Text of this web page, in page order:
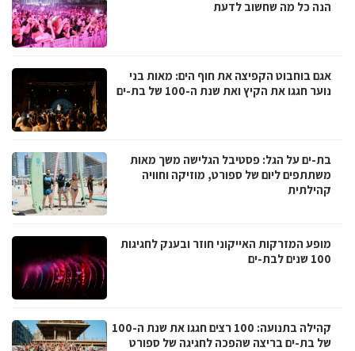
הנה כל מה שחשוב לדעת
אגם בוחבוט הקפיצה את חוף הים: מאות בני
נוער חגגו את הקיץ ואת שנת ה-100 של בת-ים
בת-ים על הגל: פסטיבל הגלישה משך מאות
משתתפים ליום של ספורט, מוזיקה וחוויה
קהילתית
מופע המזרקות האייקוני חוזר ובענק לחגיגות
100 שנים לבת-ים
קהילה בתנועה: 100 רצים חגגו את שנת ה-100
של בת-ים בריצה שהפכה לחגיגה של ספורט